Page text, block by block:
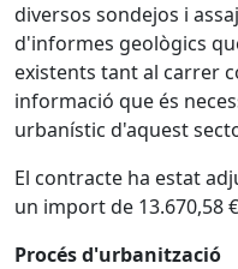
diversos sondejos i
d'informes geològics
existents tant al carrer
informació que és
urbanístic d'aquest
El contracte ha estat
un import de 13.670,58
Procés d'urbanització